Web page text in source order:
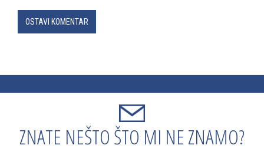
OSTAVI KOMENTAR
ZNATE NEŠTO ŠTO MI NE ZNAMO?